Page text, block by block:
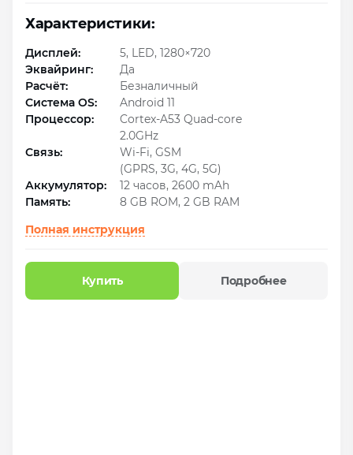
Характеристики:
Дисплей:
5, LED, 1280×720
Эквайринг:
Да
Расчёт:
Безналичный
Система OS:
Android 11
Процессор:
Cortex‑A53 Quad-core
2.0GHz
Связь:
Wi-Fi, GSM
(GPRS, 3G, 4G, 5G)
Аккумулятор:
12 часов, 2600 mAh
Память:
8 GB ROM, 2 GB RAM
Полная инструкция
Купить Подробнее